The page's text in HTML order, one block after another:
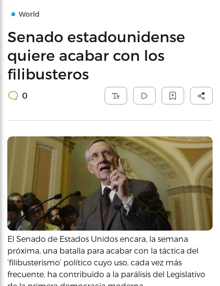
World
Senado estadounidense
quiere acabar con los
filibusteros
0
El Senado de Estados Unidos encara, la semana
próxima, una batalla para acabar con la táctica del
‘filibusterismo’ político cuyo uso, cada vez más
frecuente, ha contribuido a la parálisis del Legislativo